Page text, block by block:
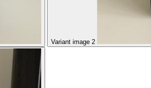
Variant image 2